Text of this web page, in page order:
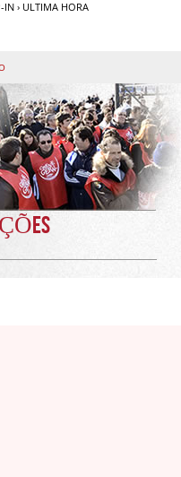
IN › ULTIMA HORA